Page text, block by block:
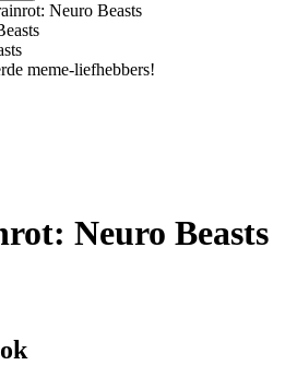
Neuro Beasts
meme-liefhebbers!
Neuro Beasts